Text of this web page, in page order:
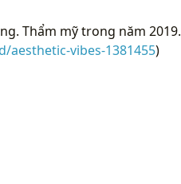
Thẩm mỹ trong năm 2019.
vibes-1381455)